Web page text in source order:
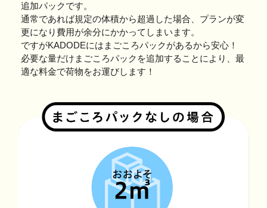
追加パックです。
通常であれば規定の体積から超過した場合、プランが変
更になり費用が余分にかかってしまいます。
ですがKADODEにはまごころパックがあるから安心！
必要な量だけまごころパックを追加することにより、最
適な料金で荷物をお運びします！